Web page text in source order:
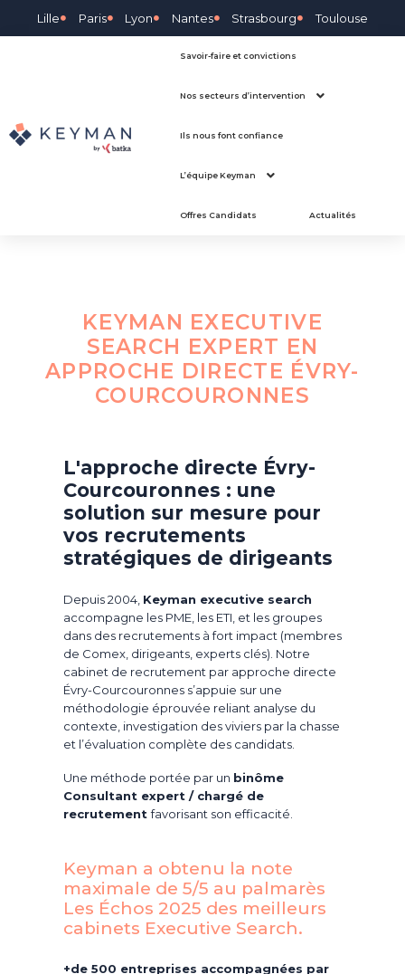
Lille Paris Lyon Nantes Strasbourg Toulouse
Savoir-faire et convictions
Nos secteurs d’intervention
Ils nous font confiance
L’équipe Keyman
Offres Candidats Actualités
KEYMAN EXECUTIVE
SEARCH EXPERT EN
APPROCHE DIRECTE ÉVRY-
COURCOURONNES
L'approche directe Évry-
Courcouronnes : une
solution sur mesure pour
vos recrutements
stratégiques de dirigeants
Depuis 2004, Keyman executive search
accompagne les PME, les ETI, et les groupes
dans des recrutements à fort impact (membres
de Comex, dirigeants, experts clés). Notre
cabinet de recrutement par approche directe
Évry-Courcouronnes s’appuie sur une
méthodologie éprouvée reliant analyse du
contexte, investigation des viviers par la chasse
et l’évaluation complète des candidats.
Une méthode portée par un binôme
Consultant expert / chargé de
recrutementfavorisant son efficacité.
Keyman a obtenu la note
maximale de 5/5 au palmarès
Les Échos 2025 des meilleurs
cabinets Executive Search.​
+de 500 entreprises accompagnées par